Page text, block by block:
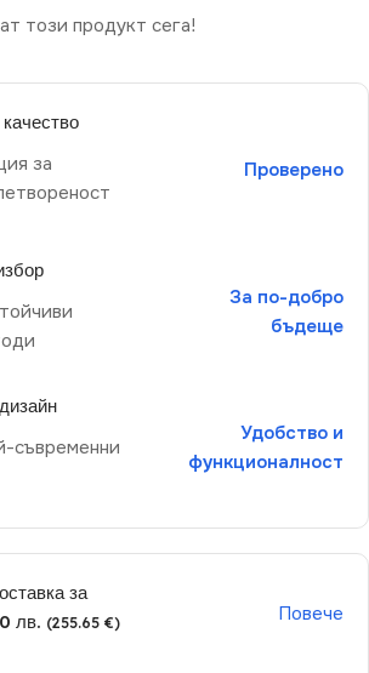
този продукт сега!
за
Проверено
За по-добро
бъдеще
съвременни
Удобство и
функционалност
за
лв. (255.65 €) Повече